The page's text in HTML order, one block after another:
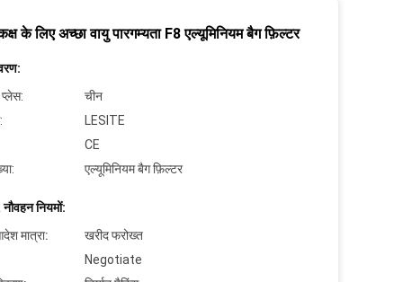
के लिए अच्छा वायु पारगम्यता F8 एल्यूमिनियम बैग फ़िल्टर
प्लेस:
चीन
LESITE
CE
एल्यूमिनियम बैग फ़िल्टर
नियमों:
मात्रा:
खरीद फरोख्त
Negotiate